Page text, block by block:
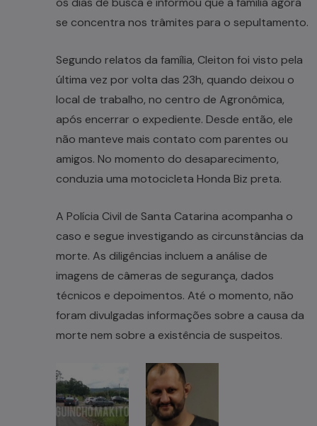
se concentra nos trâmites para o sepultamento.
Segundo relatos da família, Cleiton foi visto pela
última vez por volta das 23h, quando deixou o
local de trabalho, no centro de Agronômica,
após encerrar o expediente. Desde então, ele
não manteve mais contato com parentes ou
amigos. No momento do desaparecimento,
conduzia uma motocicleta Honda Biz preta.
A Polícia Civil de Santa Catarina acompanha o
caso e segue investigando as circunstâncias da
morte. As diligências incluem a análise de
imagens de câmeras de segurança, dados
técnicos e depoimentos. Até o momento, não
foram divulgadas informações sobre a causa da
morte nem sobre a existência de suspeitos.